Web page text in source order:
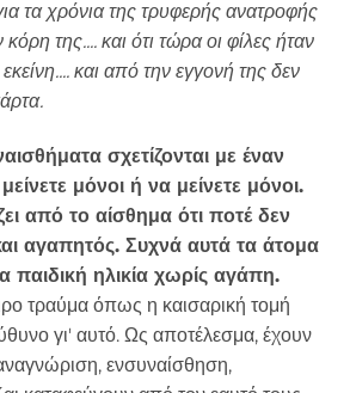
τα χρόνια της τρυφερής ανατροφής
της.... και ότι τώρα οι φίλες ήταν
και από την εγγονή της δεν
σχετίζονται με έναν
μόνοι ή να μείνετε μόνοι.
από το αίσθημα ότι ποτέ δεν
αγαπητός. Συχνά αυτά τα άτομα
παιδική ηλικία χωρίς αγάπη.
τραύμα όπως η καισαρική τομή
γι' αυτό. Ως αποτέλεσμα, έχουν
ενσυναίσθηση,